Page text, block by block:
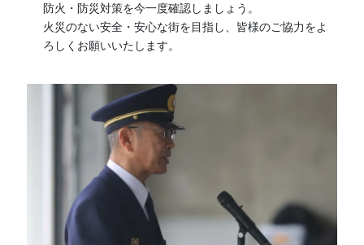
防火・防災対策を今一度確認しましょう。
火災のない安全・安心な街を目指し、皆様のご協力をよ
ろしくお願いいたします。